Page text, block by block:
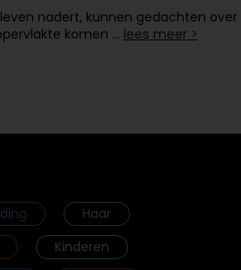
nadert, kunnen gedachten over
komen … lees meer >
Haar
Kinderen